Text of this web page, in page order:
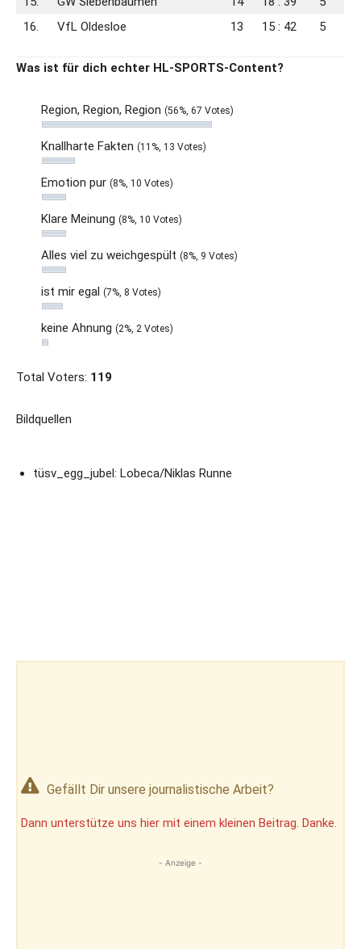
16.
VfL Oldesloe 13 15 : 42 5
Was ist für dich echter HL-SPORTS-Content?
Region, Region, Region (56%, 67 Votes)
Knallharte Fakten (11%, 13 Votes)
Emotion pur (8%, 10 Votes)
Klare Meinung (8%, 10 Votes)
Alles viel zu weichgespült (8%, 9 Votes)
ist mir egal (7%, 8 Votes)
keine Ahnung (2%, 2 Votes)
Total Voters: 119
Bildquellen
tüsv_egg_jubel: Lobeca/Niklas Runne
Gefällt Dir unsere journalistische Arbeit?
Dann unterstütze uns hier mit einem kleinen Beitrag. Danke.
- Anzeige -